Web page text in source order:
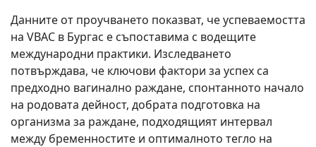
Данните от проучването показват, че успеваемостта
на VBAC в Бургас е съпоставима с водещите
международни практики. Изследването
потвърждава, че ключови фактори за успех са
предходно вагинално раждане, спонтанното начало
на родовата дейност, добрата подготовка на
организма за раждане, подходящият интервал
между бременностите и оптималното тегло на